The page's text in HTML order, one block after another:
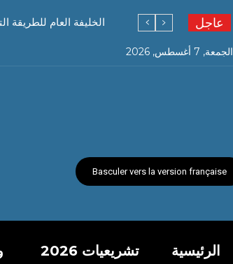
عاجل الخليفة العام للطريقة
الجمعة, 7 أغسطس, 2026
Basculer vers la version française
الرئيسية تشريعيات 2026